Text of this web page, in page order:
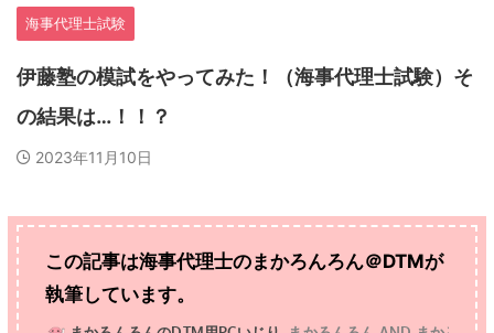
海事代理士試験
伊藤塾の模試をやってみた！（海事代理士試験）そ
の結果は…！！？
2023年11月10日
この記事は海事代理士のまかろんろん＠DTMが
執筆しています。